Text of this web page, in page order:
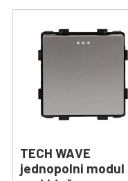
TECH WAVE
jednopolni modul